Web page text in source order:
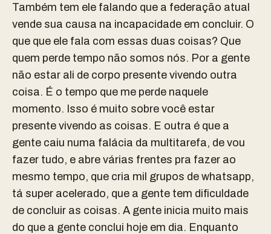
Também tem ele falando que a federação atual
vende sua causa na incapacidade em concluir. O
que que ele fala com essas duas coisas? Que
quem perde tempo não somos nós. Por a gente
não estar ali de corpo presente vivendo outra
coisa. É o tempo que me perde naquele
momento. Isso é muito sobre você estar
presente vivendo as coisas. E outra é que a
gente caiu numa falácia da multitarefa, de vou
fazer tudo, e abre várias frentes pra fazer ao
mesmo tempo, que cria mil grupos de whatsapp,
tá super acelerado, que a gente tem dificuldade
de concluir as coisas. A gente inicia muito mais
do que a gente conclui hoje em dia. Enquanto